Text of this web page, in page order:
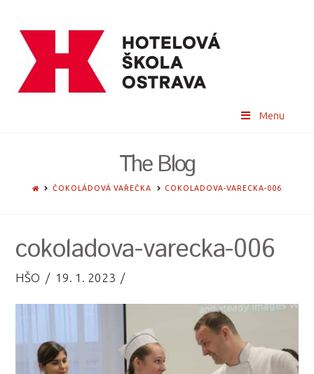
Menu
The Blog
HOMEČOKOLÁDOVÁ VAŘEČKA COKOLADOVA-VARECKA-006
cokoladova-varecka-006
HŠO 19. 1. 2023